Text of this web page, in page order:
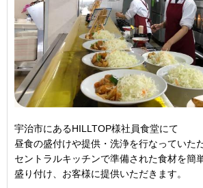
宇治市にあるHILLTOP様社員食堂にて
昼食の盛付けや提供・洗浄を行なっていた
セントラルキッチンで準備された食材を簡
盛り付け、お客様に提供いただきます。